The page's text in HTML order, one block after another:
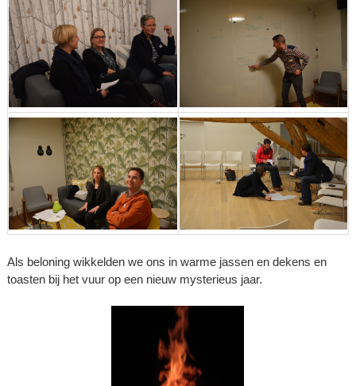
Als beloning wikkelden we ons in warme jassen en dekens en
toasten bij het vuur op een nieuw mysterieus jaar.